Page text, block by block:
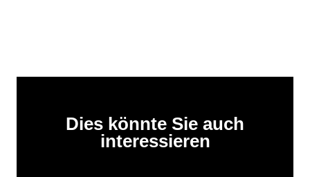
Dies könnte Sie auch
interessieren